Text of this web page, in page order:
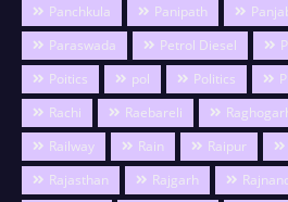
Panchkula
Panipath
Paraswada
Petrol Diesel
Poitics
pol Politics
Rachi
Raebareli
Railway
Rain Raipur
Rajasthan
Rajgarh